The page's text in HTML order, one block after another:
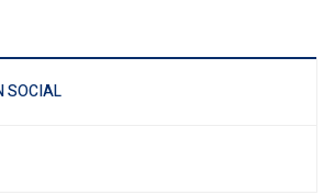
SOCIAL